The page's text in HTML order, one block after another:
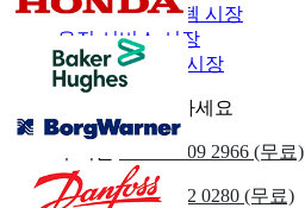
해외 계류 시스템 시장
유전 서비스 시장
해외 지원 선박 시장
우리에게 연락하세요
+1 833 909 2966 (무료)
영국+44 808 502 0280 (무료)